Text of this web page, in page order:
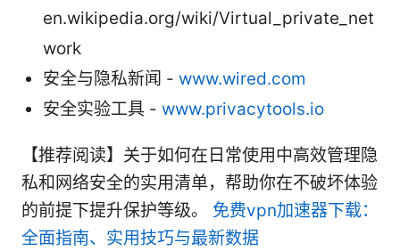
en.wikipedia.org/wiki/Virtual_private_net
work
安全与隐私新闻 - www.wired.com
安全实验工具 - www.privacytools.io
【推荐阅读】关于如何在日常使用中高效管理隐
私和网络安全的实用清单，帮助你在不破坏体验
的前提下提升保护等级。 免费vpn加速器下载：
全面指南、实用技巧与最新数据